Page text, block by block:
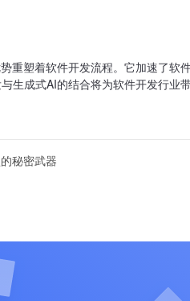
重塑着软件开发流程。它加速了软
生成式AI的结合将为软件开发行业
秘密武器